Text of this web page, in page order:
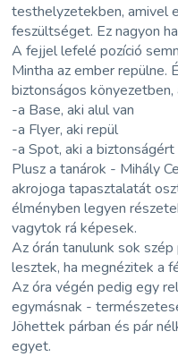
testhelyzetekben, amivel
feszültséget. Ez nagyon
A fejjel lefelé pozíció
Mintha az ember repülne.
biztonságos
-a Base, aki alul van
-a Flyer, aki repül
-a Spot, aki a
Plusz a tanárok - Mihály
akrojoga tapasztalatát
élményben legyen
vagytok rá képesek.
Az órán tanulunk sok
lesztek, ha megnézitek a
Az óra végén pedig egy
egymásnak -
Jöhettek párban és pár
egyet.